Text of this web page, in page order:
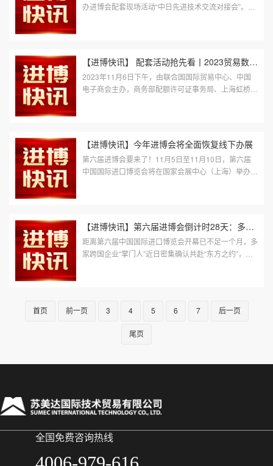
办进博会配套现场活动“中日先进技术交流对接会”。对
【进博快讯】 配套活动抢先看丨2023贸易数字化与跨境电商发展论...
2023年11月6日下午，由联合国国际贸易中心、中国
电子商会主办，商务部配额许可证事务局、上海虹桥国
【进博快讯】今年进博会将全面恢复线下办展
第六届进博会要来了！11月5日至11月10日，第六届
中国国际进口博览会将在国家会展中心（上海）举办，
【进博快讯】第六届进博会倒计时28天：多家跨国企业“掌门人”确...
距离第六届中国国际进口博览会开幕已不足一个月，多
家跨国企业“掌门人”近日密集确认共赴“东方之约”，不
首页 前一页 3 4 5 6 7 后一页
尾页
全国免费咨询热线